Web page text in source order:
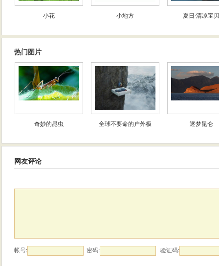
小花 小地方 夏日·清凉宝
热门图片
奇妙的昆虫 全球不要命的户外极 逐梦昆仑
网友评论
帐号: 密码: 验证码: